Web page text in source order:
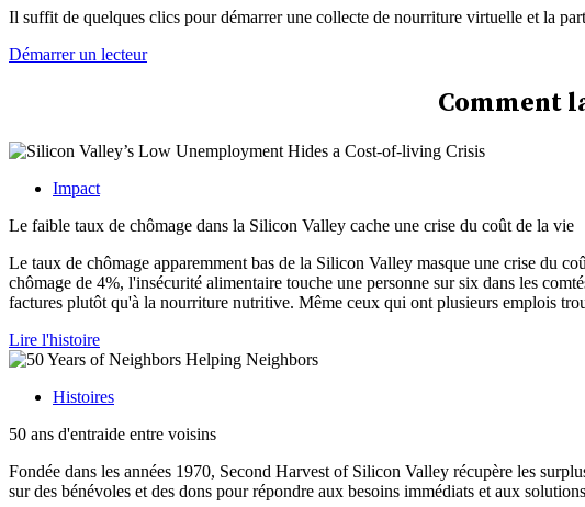
Il suffit de quelques clics pour démarrer une collecte de nourriture virtuelle et la
Démarrer un lecteur
Comment
Impact
Le faible taux de chômage dans la Silicon Valley cache une crise du coût de la vie
Le taux de chômage apparemment bas de la Silicon Valley masque une crise du
chômage de 4%, l'insécurité alimentaire touche une personne sur six dans les
factures plutôt qu'à la nourriture nutritive. Même ceux qui ont plusieurs emplois
Lire l'histoire
Histoires
50 ans d'entraide entre voisins
Fondée dans les années 1970, Second Harvest of Silicon Valley récupère les
sur des bénévoles et des dons pour répondre aux besoins immédiats et aux